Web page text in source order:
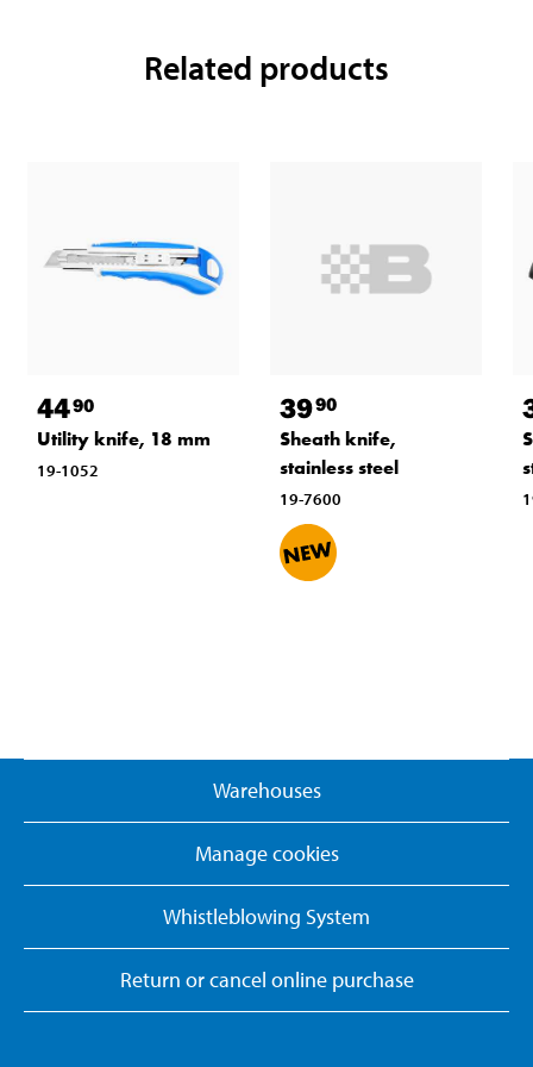
Related products
4490
Utility knife, 18 mm
19-1052
3990
Sheath knife,
stainless steel
19-7600
Warehouses
Manage cookies
Whistleblowing System
Return or cancel online purchase